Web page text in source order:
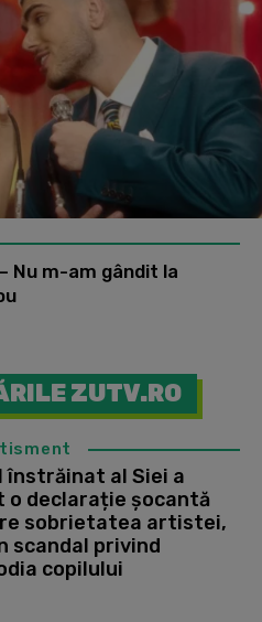
Nu m-am gândit la
ZUTV.RO
înstrăinat al Siei a
o declarație șocantă
sobrietatea artistei,
scandal privind
copilului